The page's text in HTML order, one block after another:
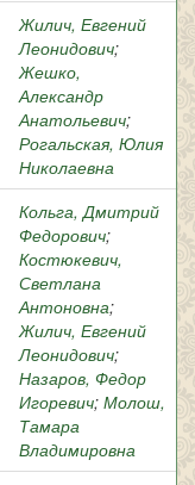
Жилич, Евгений
Леонидович;
Жешко,
Александр
Анатольевич;
Рогальская, Юлия
Николаевна
Кольга, Дмитрий
Федорович;
Костюкевич,
Светлана
Антоновна;
Жилич, Евгений
Леонидович;
Назаров, Федор
Игоревич; Молош,
Тамара
Владимировна